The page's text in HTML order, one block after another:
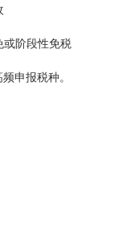
或阶段性免税
申报税种。